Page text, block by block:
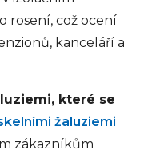
rosení, což ocení
kanceláří a
které se
žaluziemi
zákazníkům